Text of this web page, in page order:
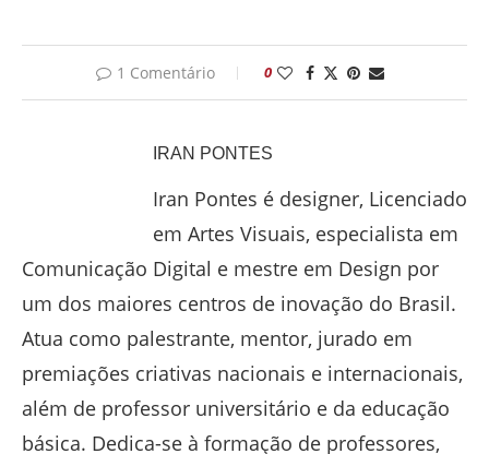
1 Comentário 0
IRAN PONTES
Iran Pontes é designer, Licenciado
em Artes Visuais, especialista em
Comunicação Digital e mestre em Design por
um dos maiores centros de inovação do Brasil.
Atua como palestrante, mentor, jurado em
premiações criativas nacionais e internacionais,
além de professor universitário e da educação
básica. Dedica-se à formação de professores,